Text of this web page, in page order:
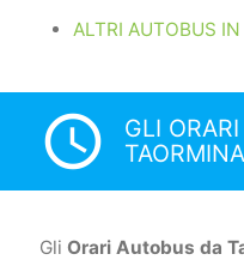
ALTRI AUTOBUS
access_time
GLI
Gli Orari Autobus da